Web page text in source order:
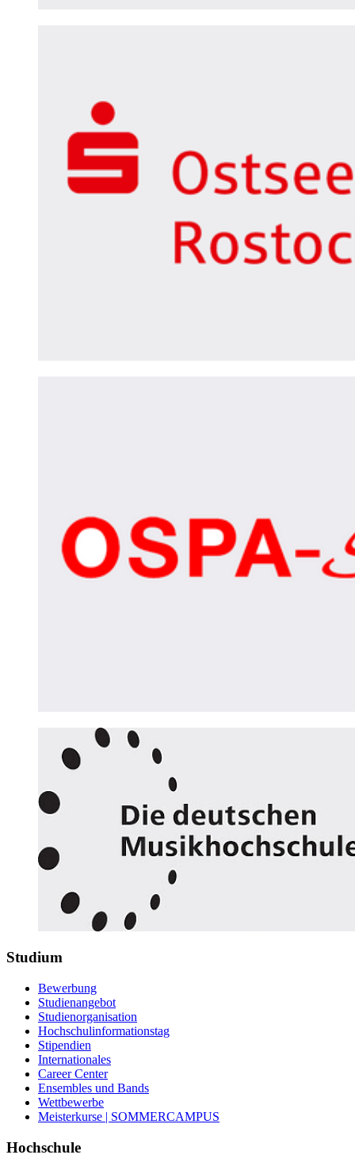
Studium
Bewerbung
Studienangebot
Studienorganisation
Hochschulinformationstag
Stipendien
Internationales
Career Center
Ensembles und Bands
Wettbewerbe
Meisterkurse | SOMMERCAMPUS
Hochschule